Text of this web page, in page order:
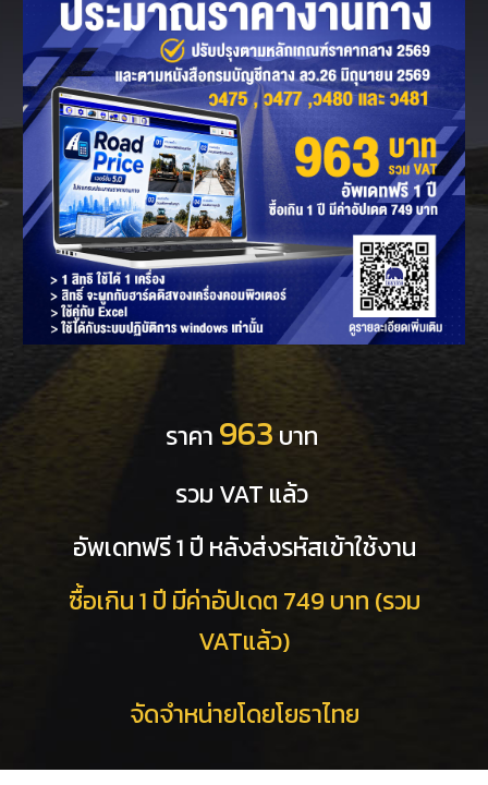
ราคา 963 บาท
รวม VAT แล้ว
อัพเดทฟรี 1 ปี หลังส่งรหัสเข้าใช้งาน
ซื้อเกิน 1 ปี มีค่าอัปเดต 749 บาท (รวม
VATแล้ว)
จัดจำหน่ายโดยโยธาไทย